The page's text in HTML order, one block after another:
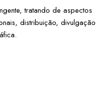
tratando de aspectos
distribuição, divulgação